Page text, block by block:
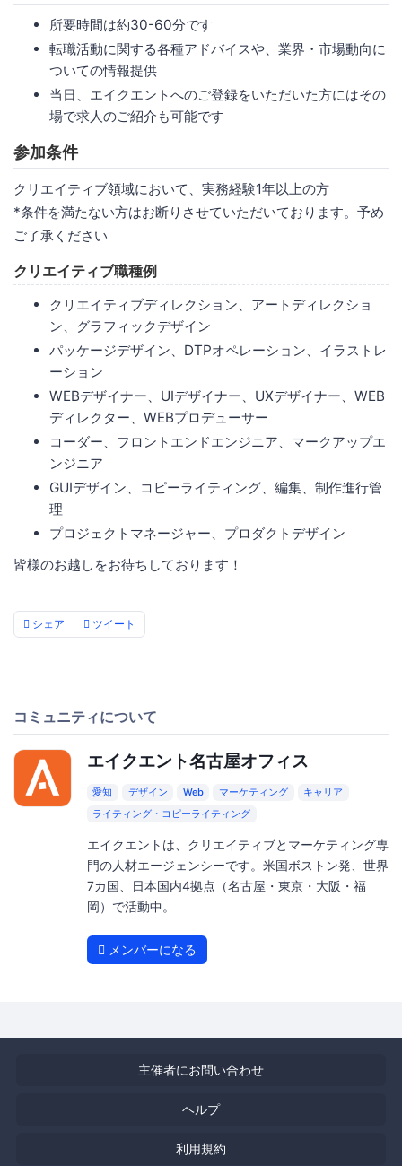
所要時間は約30-60分です
転職活動に関する各種アドバイスや、業界・市場動向に
ついての情報提供
当日、エイクエントへのご登録をいただいた方にはその
場で求人のご紹介も可能です
参加条件
クリエイティブ領域において、実務経験1年以上の方
*条件を満たない方はお断りさせていただいております。予め
ご了承ください
クリエイティブ職種例
クリエイティブディレクション、アートディレクショ
ン、グラフィックデザイン
パッケージデザイン、DTPオペレーション、イラストレ
ーション
WEBデザイナー、UIデザイナー、UXデザイナー、WEB
ディレクター、WEBプロデューサー
コーダー、フロントエンドエンジニア、マークアップエ
ンジニア
GUIデザイン、コピーライティング、編集、制作進行管
理
プロジェクトマネージャー、プロダクトデザイン
皆様のお越しをお待ちしております！
シェア ツイート
コミュニティについて
エイクエント名古屋オフィス
愛知 デザイン Web マーケティング
キャリア
ライティング・コピーライティング
エイクエントは、クリエイティブとマーケティング専
門の人材エージェンシーです。米国ボストン発、世界
7カ国、日本国内4拠点（名古屋・東京・大阪・福
岡）で活動中。
メンバーになる
主催者にお問い合わせ
ヘルプ
利用規約